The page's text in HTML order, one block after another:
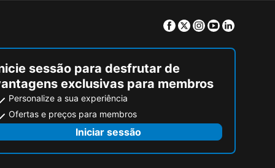
Facebook
TwitterInstagram
Youtube
sessão para desfrutar de
exclusivas para membros
Personalize a sua experiência
Ofertas e preços para membros
Iniciar sessão